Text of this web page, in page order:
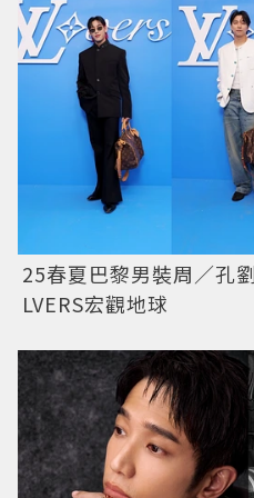
25春夏巴黎男裝周／孔
LVERS宏觀地球